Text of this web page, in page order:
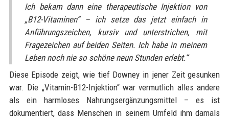
Ich bekam dann eine therapeutische Injektion von
„B12-Vitaminen“ – ich setze das jetzt einfach in
Anführungszeichen, kursiv und unterstrichen, mit
Fragezeichen auf beiden Seiten. Ich habe in meinem
Leben noch nie so schöne neun Stunden erlebt.“
Diese Episode zeigt, wie tief Downey in jener Zeit gesunken
war. Die „Vitamin-B12-Injektion“ war vermutlich alles andere
als ein harmloses Nahrungsergänzungsmittel – es ist
dokumentiert, dass Menschen in seinem Umfeld ihm damals